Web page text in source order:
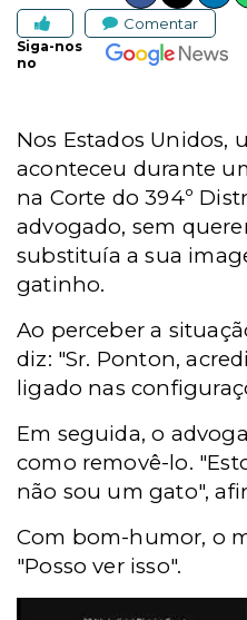
Comentar
Siga-nos
no
Nos Estados Unidos,
aconteceu durante
na Corte do 394º
advogado, sem
substituía a sua
gatinho.
Ao perceber a
diz: "Sr. Ponton,
ligado nas
Em seguida, o
como removê-lo.
não sou um gato",
Com bom-humor, o
"Posso ver isso".